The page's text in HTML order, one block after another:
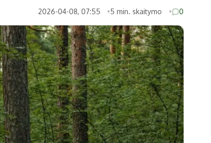
Alytaus miesto
Marijampolės
Palangos miesto
Prienų rajono
2026-04-08, 07:55 5 min. skaitymo 0